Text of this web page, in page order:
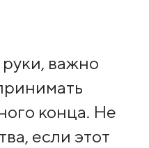
важно
конца. Не
если этот